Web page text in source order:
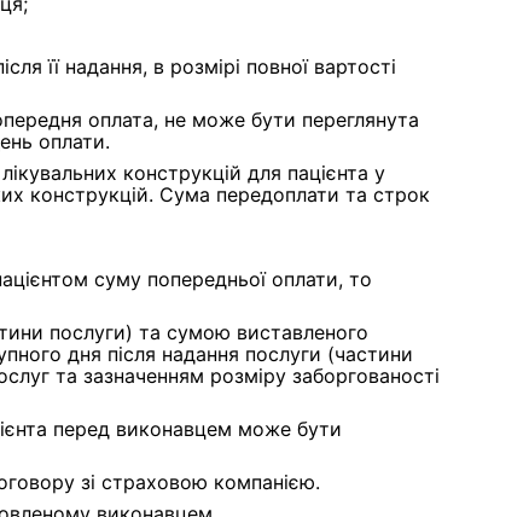
її надання, в розмірі повної вартості
оплата, не може бути переглянута
оплати.
конструкцій для пацієнта у
конструкцій. Сума передоплати та строк
суму попередньої оплати, то
послуги) та сумою виставленого
дня після надання послуги (частини
та зазначенням розміру заборгованості
перед виконавцем може бути
зі страховою компанією.